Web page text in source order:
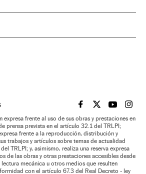
EL PAÍS BRASIL EN
EL PAÍSEL PAÍS
EL
expresa frente al uso de sus obras y prestaciones en
prensa prevista en el artículo 32.1 del TRLPI;
frente a la reproducción, distribución y
trabajos y artículos sobre temas de actualidad
TRLPI; y, asimismo, realiza una reserva expresa
de las obras y otras prestaciones accesibles desde
mecánica u otros medios que resulten
con el artículo 67.3 del Real Decreto - ley